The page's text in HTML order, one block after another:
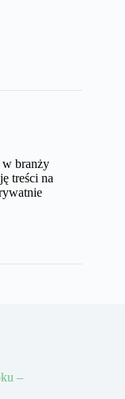
w branży
treści na
–